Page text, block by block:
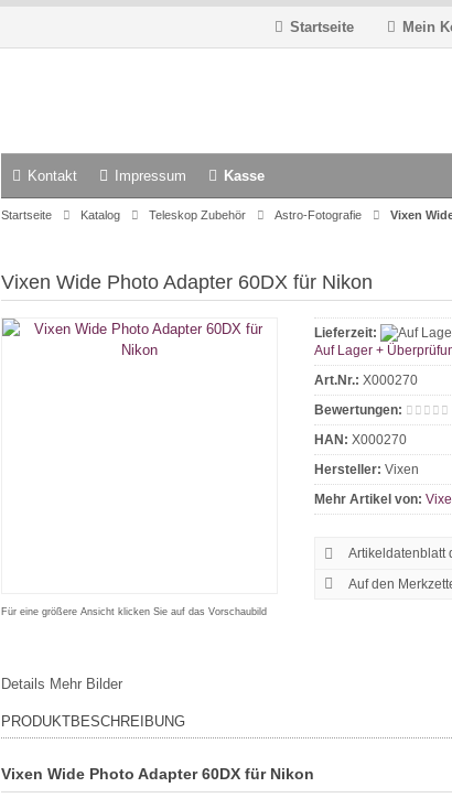
Mein
Startseite
Kontakt Impressum Kasse
Startseite Katalog Teleskop Zubehör Astro-Fotografie Vixen
Vixen Wide Photo Adapter 60DX für Nikon
Für eine größere Ansicht klicken Sie auf das Vorschaubild
Lieferzeit:
Auf Lager +
Art.Nr.: X000270
Bewertungen:
HAN: X000270
Hersteller: Vixen
Mehr Artikel von:
Artikeldatenblatt
Details Mehr Bilder
PRODUKTBESCHREIBUNG
Vixen Wide Photo Adapter 60DX für Nikon